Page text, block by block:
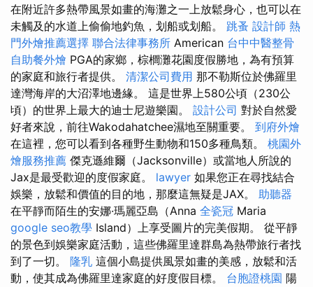
在附近許多熱帶風景如畫的海灘之一上放鬆身心，也可以在
未觸及的水道上偷偷地釣魚，划船或划船。 跳蚤 設計師 熱
門外燴推薦選擇 聯合法律事務所 American 台中中醫整骨
自助餐外燴 PGA的家鄉，棕櫚灘花園度假勝地，為有預算
的家庭和旅行者提供。 清潔公司費用 那不勒斯位於佛羅里
達灣海岸的大沼澤地邊緣。 這是世界上580公頃（230公
頃）的世界上最大的迪士尼遊樂園。 設計公司 對於自然愛
好者來說，前往Wakodahatchee濕地至關重要。 到府外燴
在這裡，您可以看到各種野生動物和150多種鳥類。 桃園外
燴服務推薦 傑克遜維爾（Jacksonville）或當地人所說的
Jax是最受歡迎的度假家庭。 lawyer 如果您正在尋找結合
娛樂，放鬆和價值的目的地，那麼這無疑是JAX。 助聽器
在平靜而陌生的安娜·瑪麗亞島（Anna 全瓷冠 Maria
google seo教學 Island）上享受圖片的完美假期。 從平靜
的景色到娛樂家庭活動，這些佛羅里達群島為熱帶旅行者找
到了一切。 隆乳 這個小島提供風景如畫的美感，放鬆和活
動，使其成為佛羅里達家庭的好度假目標。 台胞證桃園 陽